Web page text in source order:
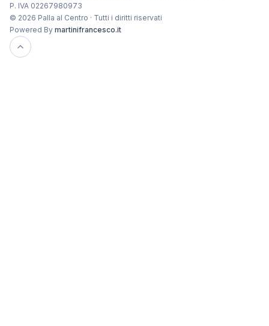
P. IVA 02267980973
© 2026 Palla al Centro · Tutti i diritti riservati
Powered By martinifrancesco.it